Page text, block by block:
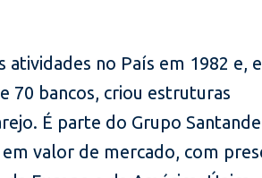
atividades no País em 1982 e,
70 bancos, criou estruturas
É parte do Grupo
valor de mercado, com